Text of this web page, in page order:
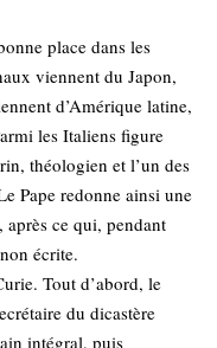
place dans les
viennent du Japon,
d’Amérique latine,
les Italiens figure
théologien et l’un des
Pape redonne ainsi une
ce qui, pendant
écrite.
Tout d’abord, le
du dicastère
intégral, puis